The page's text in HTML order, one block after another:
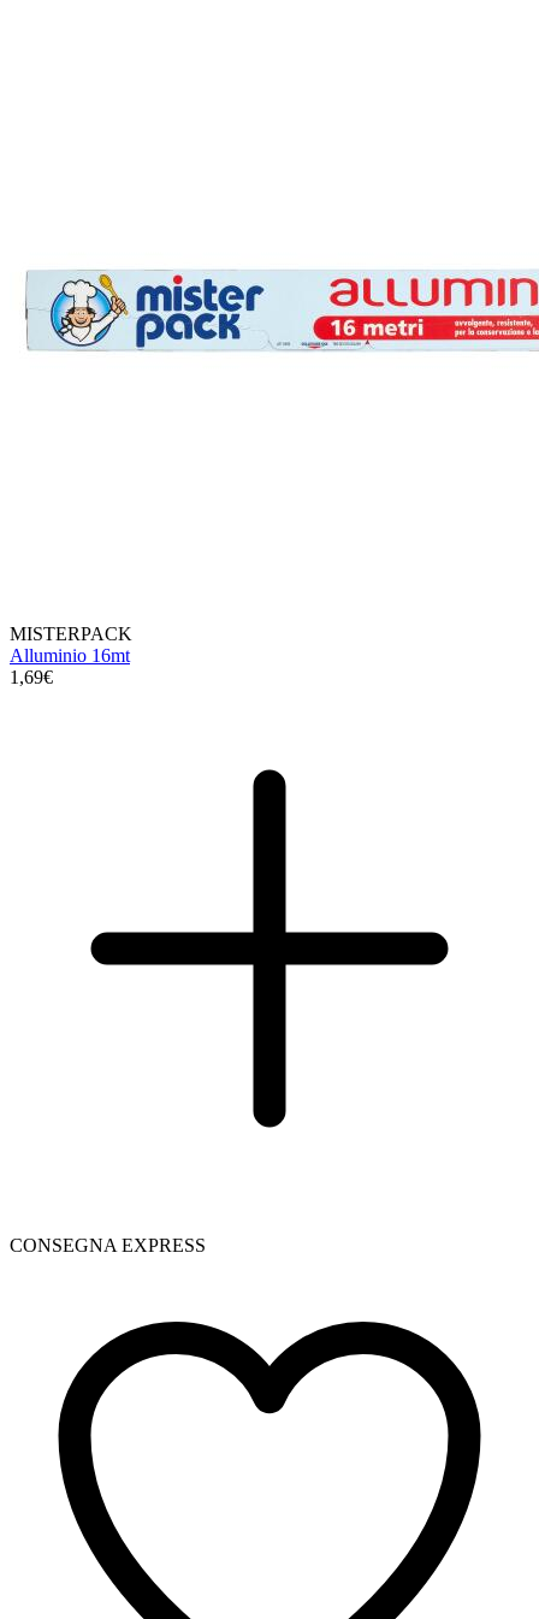
MISTERPACK
Alluminio 16mt
1,69€
CONSEGNA EXPRESS